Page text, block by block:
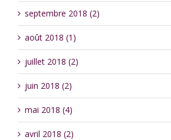
septembre 2018 (2)
août 2018 (1)
juillet 2018 (2)
juin 2018 (2)
mai 2018 (4)
avril 2018 (2)